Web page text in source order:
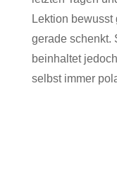
Lektion
gerade schenkt.
beinhaltet
selbst immer